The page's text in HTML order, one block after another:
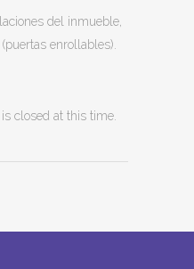
del inmueble,
enrollables).
closed at this time.